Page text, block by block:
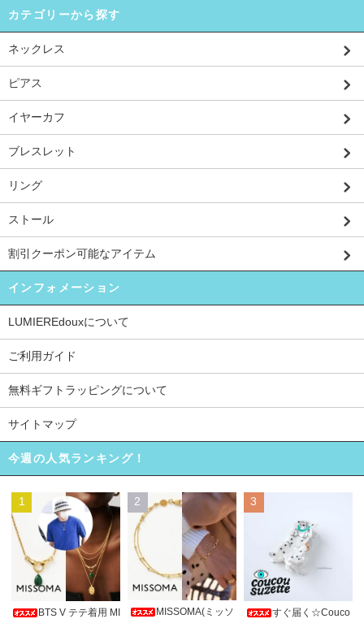
カテゴリーから探す
ネックレス
ピアス
イヤーカフ
ブレスレット
リング
ストール
割引クーポン可能なアイテム
インフォメーション
LUMIEREdouxについて
ご利用ガイド
無料ギフトラッピングについて
サイトマップ
今週の人気ランキング！
1
BTS V テテ着用 MI
2
MISSOMA(ミッソ
3
すぐ届く☆Couco